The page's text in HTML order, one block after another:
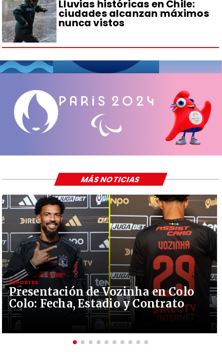
Lluvias históricas en Chile:
ciudades alcanzan máximos
nunca vistos
Presentación de Vozinha en Colo
Colo: Fecha, Estadio y Contrato
DEPORTES
MÁS NOTICIAS